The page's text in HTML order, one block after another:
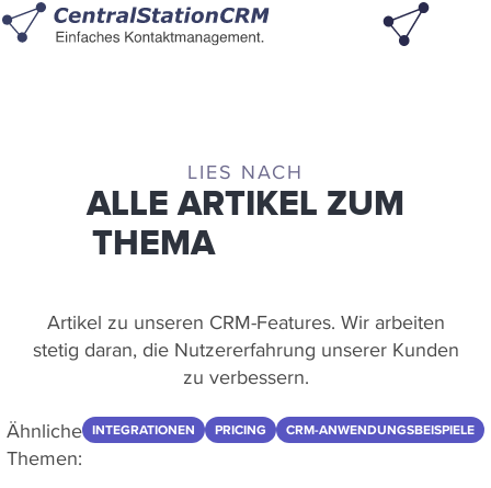
LIES NACH
ALLE ARTIKEL ZUM
THEMA
Artikel zu unseren CRM-Features. Wir arbeiten
stetig daran, die Nutzererfahrung unserer Kunden
zu verbessern.
Ähnliche
Themen:
INTEGRATIONEN PRICING CRM-ANWENDUNGSBEISPIELE